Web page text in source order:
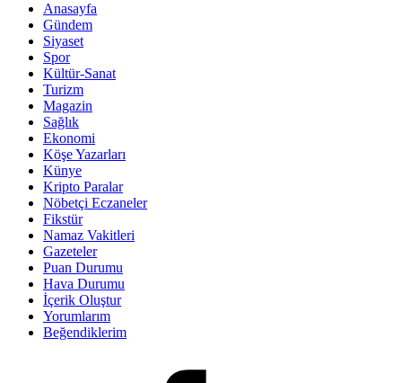
Anasayfa
Gündem
Siyaset
Spor
Kültür-Sanat
Turizm
Magazin
Sağlık
Ekonomi
Köşe Yazarları
Künye
Kripto Paralar
Nöbetçi Eczaneler
Fikstür
Namaz Vakitleri
Gazeteler
Puan Durumu
Hava Durumu
İçerik Oluştur
Yorumlarım
Beğendiklerim